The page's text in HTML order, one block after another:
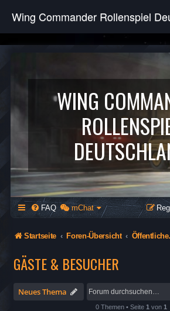
Wing Commander Rollenspiel
WING
FAQ mChat
Startseite Foren-Übersicht
GÄSTE & BESUCHER
Neues Thema
0 Themen • Seite 1 von 1